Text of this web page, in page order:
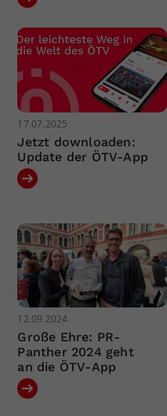
17.07.2025
Jetzt downloaden:
Update der ÖTV-App
12.09.2024
Große Ehre: PR-
Panther 2024 geht
an die ÖTV-App